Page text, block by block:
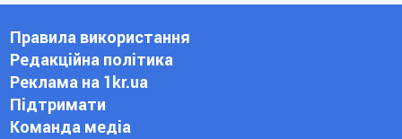
Правила використання
Редакційна політика
Реклама на 1kr.ua
Підтримати
Команда медіа